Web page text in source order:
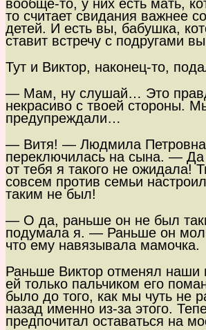
вообще-то, у них есть мать,
то считает свидания важнее
детей. И есть вы, бабушка,
ставит встречу с подругами
Тут и Виктор, наконец-то,
— Мам, ну слушай… Это
некрасиво с твоей стороны.
предупреждали…
— Витя! — Людмила Петровна
переключилась на сына. — Да
от тебя я такого не ожидала!
совсем против семьи
таким не был!
— О да, раньше он не был
подумала я. — Раньше он
что ему навязывала мамочка.
Раньше Виктор отменял наши
ей только пальчиком его
было до того, как мы чуть не
назад именно из-за этого.
предпочитал оставаться на